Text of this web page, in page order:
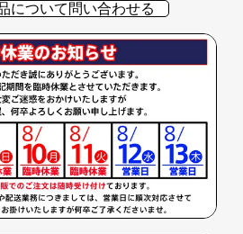
について問い合わせる